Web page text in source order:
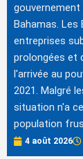
gouvernement
Bahamas. Les
entreprises
prolongées et
l'arrivée au
2021. Malgré
situation n'a
population
4 août 2026